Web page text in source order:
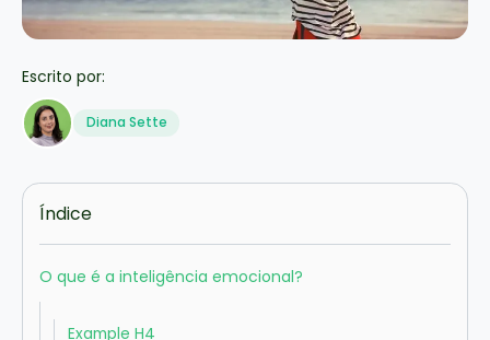
Escrito por:
Diana Sette
Índice
O que é a inteligência emocional?
Example H4